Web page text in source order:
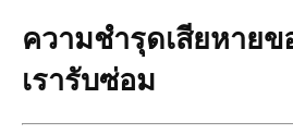
ความชำรุดเสียหายข
เรารับซ่อม